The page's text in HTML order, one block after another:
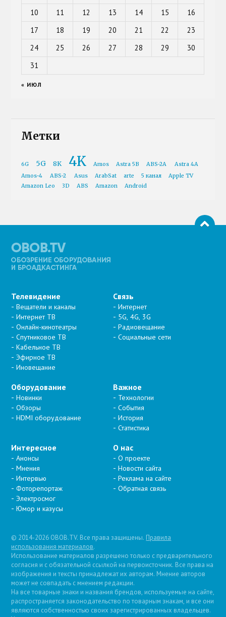
10
11 12 13 14 15
16
17
18 19 20 21 22
23
24
25 26 27 28 29
30
31
« ИЮЛ
Метки
6G 5G 8K 4K Amos Astra 5B ABS-2A
Astra 4A
Amos-4
ABS-2 Asus ArabSat arte 5 канал
Apple TV
Amazon Leo
3D ABS Amazon Android
Телевидение
Вещатели и каналы
Интернет ТВ
Онлайн-кинотеатры
Спутниковое ТВ
Кабельное ТВ
Эфирное ТВ
Иновещание
Связь
Интернет
5G, 4G, 3G
Радиовещание
Социальные сети
Оборудование
Новинки
Обзоры
HDMI оборудование
Важное
Технологии
События
История
Статистика
Интересное
Анонсы
Мнения
Интервью
Фоторепортаж
Электросмог
Юмор и казусы
О нас
О проекте
Новости сайта
Реклама на сайте
Обратная связь
© 2014-2026 OBOB.TV. Все права защищены. Правила
использования материалов.
Использование материалов разрешено только с предварительного
согласия и с обязательной ссылкой на первоисточник. Все права на
изображения и тексты принадлежат их авторам. Мнение авторов
может не совпадать с мнением редакции.
На все товарные знаки и названия брендов, используемые на сайте,
распространяется законодательство по товарным знакам, и все они
являются собственностью своих зарегистрированных владельцев.